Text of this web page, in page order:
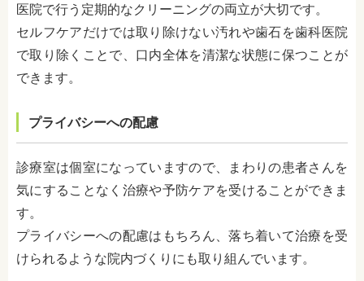
医院で行う定期的なクリーニングの両立が大切です。
セルフケアだけでは取り除けない汚れや歯石を歯科医院
で取り除くことで、口内全体を清潔な状態に保つことが
できます。
プライバシーへの配慮
診療室は個室になっていますので、まわりの患者さんを
気にすることなく治療や予防ケアを受けることができま
す。
プライバシーへの配慮はもちろん、落ち着いて治療を受
けられるような院内づくりにも取り組んでいます。